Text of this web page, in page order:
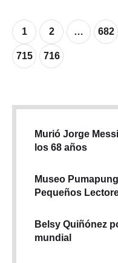
1 2 … 682
715 716
Murió Jorge
los 68 años
Museo
Pequeños
Belsy Quiñónez
mundial